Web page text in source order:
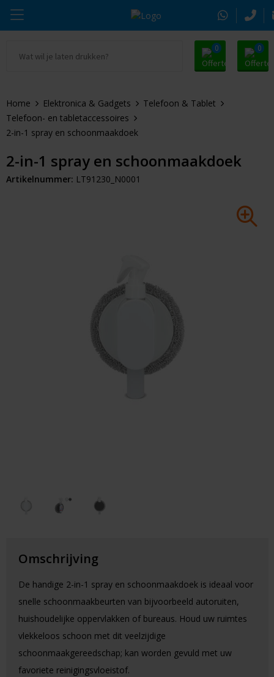
0 0
Drinkwaren
Kleding & Textiel
Tassen & Reizen
Outdoor & Vrije Tijd
Auto & Veiligheid
Alle promosnoepje
Zomer
Pasen
Kerst
Thule
Moleskine
Alle merken
Home Elektronica & Gadgets
Telefoon & Tablet
Telefoon- en tabletaccessoires
2-in-1 spray en schoonmaakdoek
2-in-1 spray en schoonmaakdoek
Artikelnummer: LT91230_N0001
Omschrijving
De handige 2-in-1 spray en schoonmaakdoek is ideaal voor
snelle schoonmaakbeurten van bijvoorbeeld autoruiten,
huishoudelijke oppervlakken of bureaus. Houd uw ruimtes
vlekkeloos schoon met dit veelzijdige
schoonmaakgereedschap; kan worden gevuld met uw
favoriete reinigingsvloeistof.